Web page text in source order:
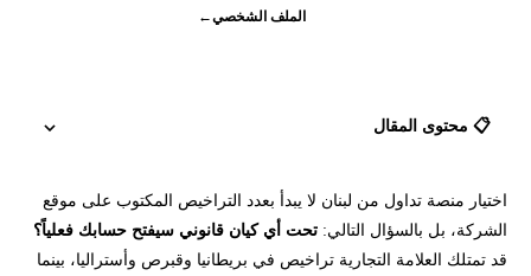
الملف الشخصي←
📋 محتوى المقال
هل التداول قانوني في لبنان؟
أفضل شركات التداول المرخصة والمتاحة في لبنان
اختيار منصة تداول من لبنان لا يبدأ بعدد التراخيص المكتوب على موقع
الشركة، بل بالسؤال التالي: تحت أي كيان قانوني سيفتح حسابك فعلياً؟
قد تمتلك العلامة التجارية تراخيص في بريطانيا وقبرص وأستراليا، بينما